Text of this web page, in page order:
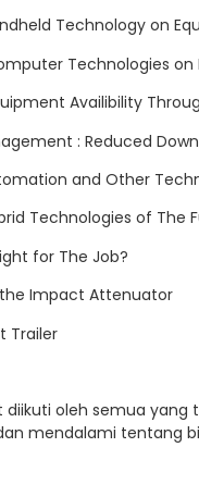
Technology on
Technologies
Availibility
: Reduced
and Other
Technologies of The
for The Job?
the Impact Attenuator
Trailer
diikuti oleh semua yang
mendalami tentang